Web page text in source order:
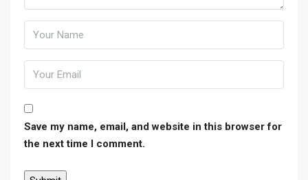
Save my name, email, and website in this browser for
the next time I comment.